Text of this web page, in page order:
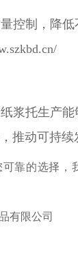
控制，降
浆托生产
推动可持续
靠的选择，
有限公司